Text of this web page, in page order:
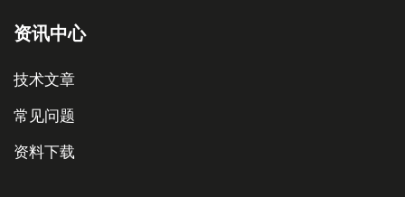
资讯中心
技术文章
常见问题
资料下载